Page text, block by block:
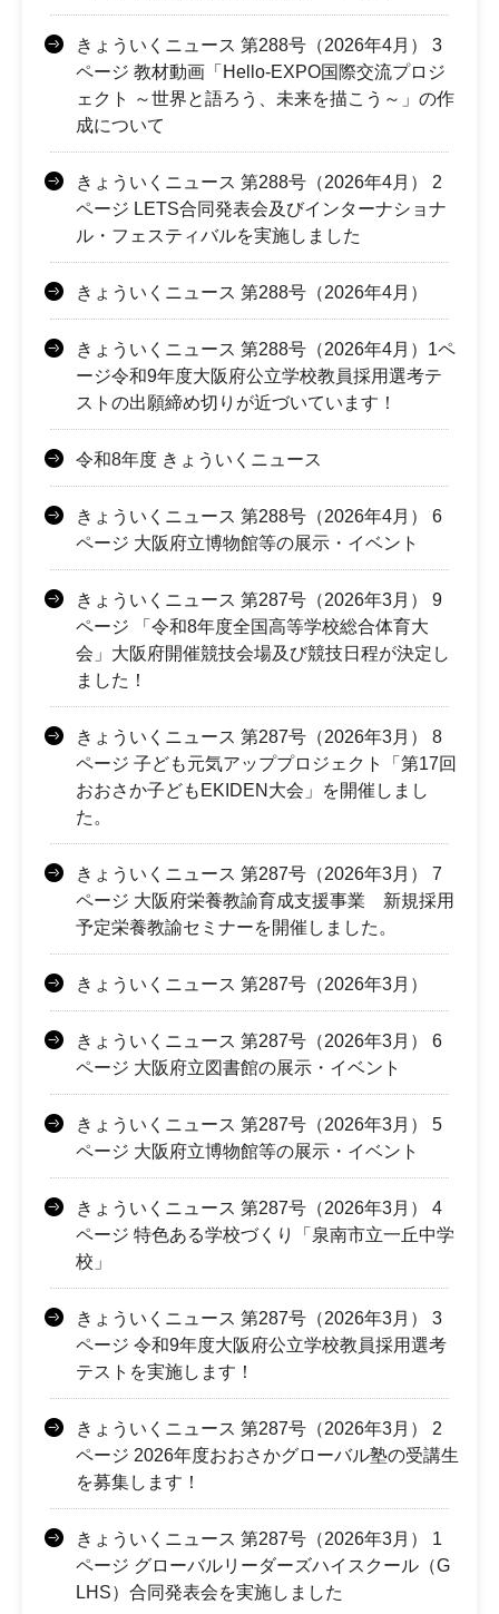
きょういくニュース 第288号（2026年4月） 3
ページ 教材動画「Hello-EXPO国際交流プロジ
ェクト ～世界と語ろう、未来を描こう～」の作
成について
きょういくニュース 第288号（2026年4月） 2
ページ LETS合同発表会及びインターナショナ
ル・フェスティバルを実施しました
きょういくニュース 第288号（2026年4月）
きょういくニュース 第288号（2026年4月）1ペ
ージ令和9年度大阪府公立学校教員採用選考テ
ストの出願締め切りが近づいています！
令和8年度 きょういくニュース
きょういくニュース 第288号（2026年4月） 6
ページ 大阪府立博物館等の展示・イベント
きょういくニュース 第287号（2026年3月） 9
ページ 「令和8年度全国高等学校総合体育大
会」大阪府開催競技会場及び競技日程が決定し
ました！
きょういくニュース 第287号（2026年3月） 8
ページ 子ども元気アッププロジェクト「第17回
おおさか子どもEKIDEN大会」を開催しまし
た。
きょういくニュース 第287号（2026年3月） 7
ページ 大阪府栄養教諭育成支援事業 新規採用
予定栄養教諭セミナーを開催しました。
きょういくニュース 第287号（2026年3月）
きょういくニュース 第287号（2026年3月） 6
ページ 大阪府立図書館の展示・イベント
きょういくニュース 第287号（2026年3月） 5
ページ 大阪府立博物館等の展示・イベント
きょういくニュース 第287号（2026年3月） 4
ページ 特色ある学校づくり「泉南市立一丘中学
校」
きょういくニュース 第287号（2026年3月） 3
ページ 令和9年度大阪府公立学校教員採用選考
テストを実施します！
きょういくニュース 第287号（2026年3月） 2
ページ 2026年度おおさかグローバル塾の受講生
を募集します！
きょういくニュース 第287号（2026年3月） 1
ページ グローバルリーダーズハイスクール（G
LHS）合同発表会を実施しました